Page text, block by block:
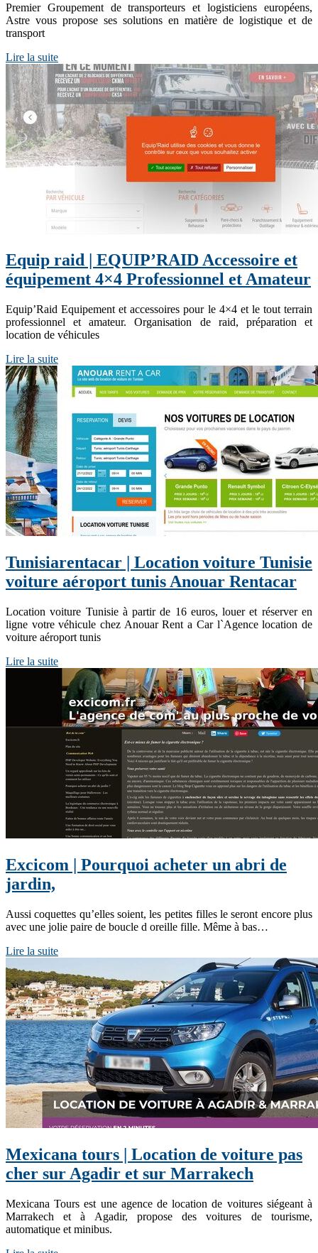
Premier Groupement de transporteurs et logisticiens européens,
Astre vous propose ses solutions en matière de logistique et de
transport
Lire la suite
Equip raid | EQUIP’RAID Accessoire et
équipement 4×4 Profes­sion­nel et Amateur
Equip’Raid Equipement et accessoires pour le 4×4 et le tout terrain
professionnel et amateur. Organisation de raid, préparation et
location de véhicules
Lire la suite
Tunisiaren­ta­car | Location voiture Tunisie
voiture aéroport tunis Anouar Rentacar
Location voiture Tunisie à partir de 16 euros, louer et réserver en
ligne votre véhicule chez Anouar Rent a Car l`Agence location de
voiture aéroport tunis
Lire la suite
Excicom | Pourquoi acheter un abri de
jardin,
Aussi coquettes qu’elles soient, les petites filles le seront encore plus
avec une jolie paire de boucle d oreille fille. Même à bas…
Lire la suite
Mexicana tours | Location de voiture pas
cher sur Agadir et sur Marrakech
Mexicana Tours est une agence de location de voitures siégeant à
Marrakech et à Agadir, propose des voitures de tourisme,
automatique et minibus.